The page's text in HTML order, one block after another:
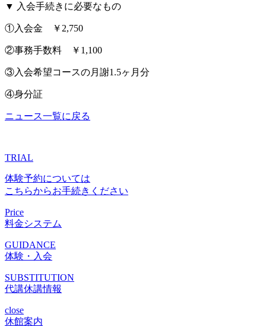
▼ 入会手続きに必要なもの
①入会金 ￥2,750
②事務手数料 ￥1,100
③入会希望コースの月謝1.5ヶ月分
④身分証
ニュース一覧に戻る
TRIAL
体験予約については
こちらからお手続きください
Price
料金システム
GUIDANCE
体験・入会
SUBSTITUTION
代講休講情報
close
休館案内